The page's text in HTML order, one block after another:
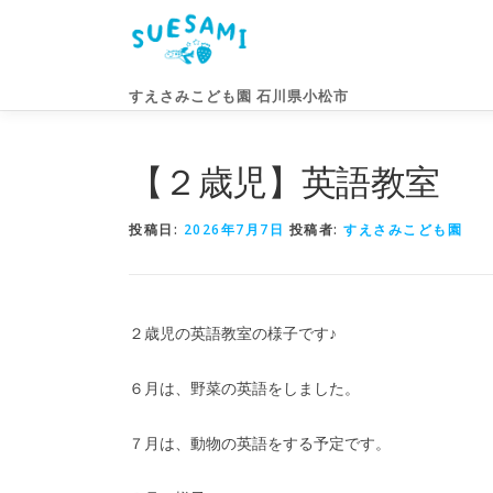
ツ
すえさみこども園 石川県小松市
【２歳児】英語教室
投稿日: 2026年7月7日 投稿者: すえさみこども園
２歳児の英語教室の様子です♪
６月は、野菜の英語をしました。
７月は、動物の英語をする予定です。